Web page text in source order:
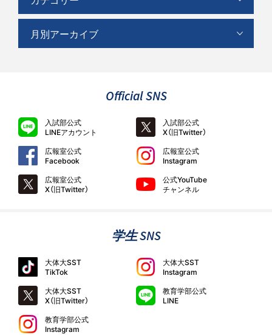
月別アーカイブ
Official SNS
入試部公式
LINEアカウント
入試部公式
X（旧Twitter）
広報室公式
Facebook
広報室公式
Instagram
広報室公式
X（旧Twitter）
公式YouTube
チャンネル
学生 SNS
大体大SST
TikTok
大体大SST
Instagram
大体大SST
X（旧Twitter）
教育学部公式
LINE
教育学部公式
Instagram